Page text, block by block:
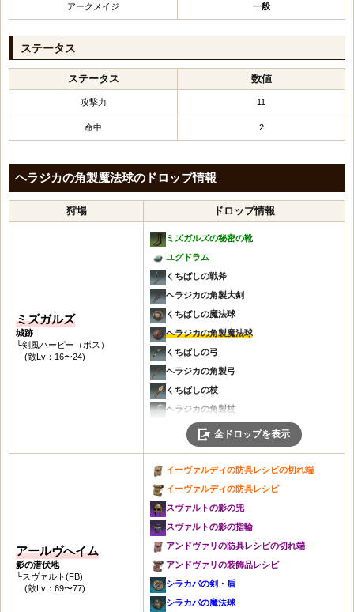
アークメイジ 一般
ステータス
ステータス 数値
攻撃力 11
命中 2
ヘラジカの角製魔法球のドロップ情報
狩場 ドロップ情報
ミズガルズ
城跡
└剣風ハーピー（ボス）
(敵Lv：16〜24)
ミズガルズの秘密の靴
ユグドラム
くちばしの戦斧
ヘラジカの角製大剣
くちばしの魔法球
ヘラジカの角製魔法球
くちばしの弓
ヘラジカの角製弓
くちばしの杖
ヘラジカの角製杖
くちばしのハープ
ヘラジカの角製ハープ
くちばしの槍・盾
ヘラジカの槍・盾
ヘラジカの角製ハープ
職人の杖
職人の鎧
職人の手袋
ハーピーの迅速の手袋
職人の靴
全ドロップを表示
アールヴへイム
影の潜伏地
└スヴァルト(FB)
(敵Lv：69〜77)
イーヴァルディの防具レシピの切れ端
イーヴァルディの防具レシピ
スヴァルトの影の兜
スヴァルトの影の指輪
アンドヴァリの防具レシピの切れ端
アンドヴァリの装飾品レシピ
シラカバの剣・盾
シラカバの魔法球